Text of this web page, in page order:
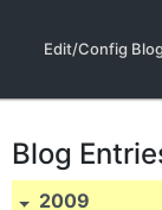
Edit/Config Blog
Blog
2009